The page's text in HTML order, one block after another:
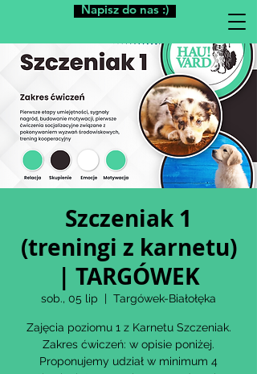
Napisz do nas :)
Szczeniak 1
(treningi z karnetu)
| TARGÓWEK
sob., 05 lip
  |
Targówek-Białołęka
Zajęcia poziomu 1 z Karnetu Szczeniak.
Zakres ćwiczeń: w opisie poniżej.
Proponujemy udział w minimum 4